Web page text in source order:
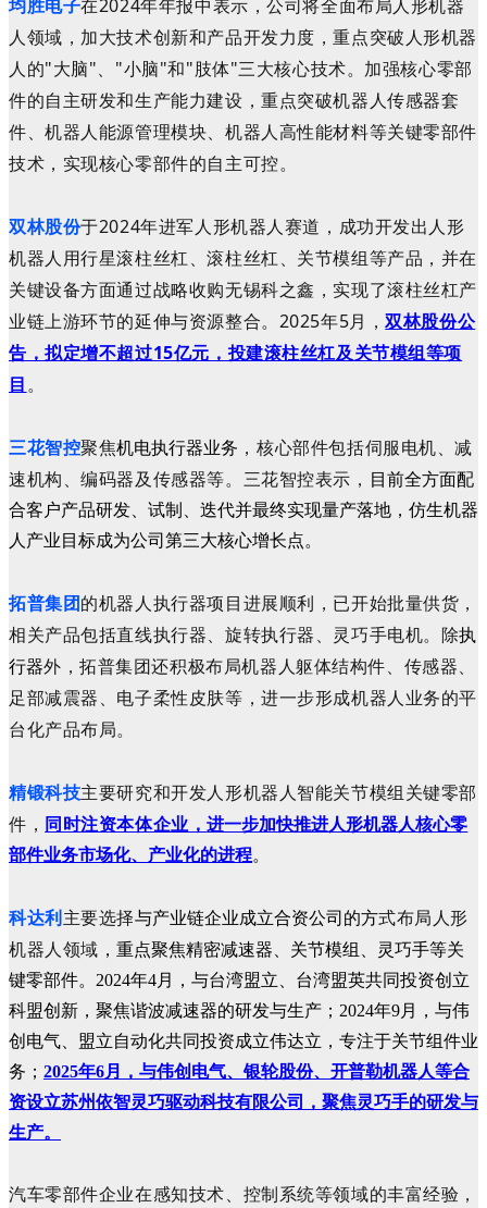
均胜电子在2024年年报中表示，公司将全面布局人形机器
人领域，加大技术创新和产品开发力度，重点突破人形机器
人的"大脑"、"小脑"和"肢体"三大核心技术。加强核心零部
件的自主研发和生产能力建设，重点突破机器人传感器套
件、机器人能源管理模块、机器人高性能材料等关键零部件
技术，实现核心零部件的自主可控。
双林股份于2024年进军人形机器人赛道，成功开发出人形
机器人用行星滚柱丝杠、滚柱丝杠、关节模组等产品，并在
关键设备方面通过战略收购无锡科之鑫，实现了滚柱丝杠产
业链上游环节的延伸与资源整合。2025年5月，双林股份公
告，拟定增不超过15亿元，投建滚柱丝杠及关节模组等项
目。
三花智控聚焦机电执行器业务 ，核心部件包括伺服电机、减
速机构、编码器及传感器等。三花智控表示，
目前全方面配
合客户产品研发、试制、迭代并最终实现量产落地，仿生机器
人产业目标成为公司第三大核心增长点。
拓普集团的机器人执行器项目进展顺利，已开始批量供货，
相关产品包括直线执行器、旋转执行器、灵巧手电机。除执
行器外，拓普集团还积极布局机器人躯体结构件、传感器、
足部减震器、电子柔性皮肤等，进一步形成机器人业务的平
台化产品布局。
精锻科技主要研究和开发人形机器人智能关节模组关键零部
件， 同时注资本体企业，进一步加快推进人形机器人核心零
部件业务市场化、产业化的进程。
科达利主要选择与产业链企业成立合资公司的方式布局人形
机器人领域 ， 重点聚焦精密减速器、关节模组、灵巧手等关
键零部件。 2024年4月，与台湾盟立、台湾盟英共同投资创立
科盟创新，聚焦谐波减速器的研发与生产； 2024年9月，与伟
创电气、盟立自动化共同投资成立伟达立，专注于关节组件业
务； 2025年6月，与伟创电气、银轮股份、开普勒机器人等合
资设立苏州依智灵巧驱动科技有限公司，聚焦灵巧手的研发与
生产。
汽车零部件企业在感知技术、控制系统等领域的丰富经验，